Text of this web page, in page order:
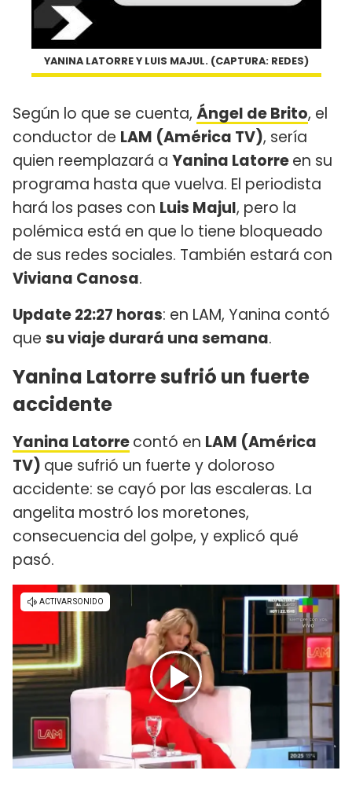
YANINA LATORRE Y LUIS MAJUL. (CAPTURA: REDES)
Según lo que se cuenta, Ángel de Brito, el
conductor de LAM (América TV), sería
quien reemplazará a Yanina Latorreen su
programa hasta que vuelva. El periodista
hará los pases con Luis Majul, pero la
polémica está en que lo tiene bloqueado
de sus redes sociales. También estará con
Viviana Canosa.
Update 22:27 horas: en LAM, Yanina contó
que su viaje durará una semana.
Yanina Latorre sufrió un fuerte
accidente
Yanina Latorrecontó en LAM (América
TV) que sufrió un fuerte y doloroso
accidente: se cayó por las escaleras. La
angelita mostró los moretones,
consecuencia del golpe, y explicó qué
pasó.